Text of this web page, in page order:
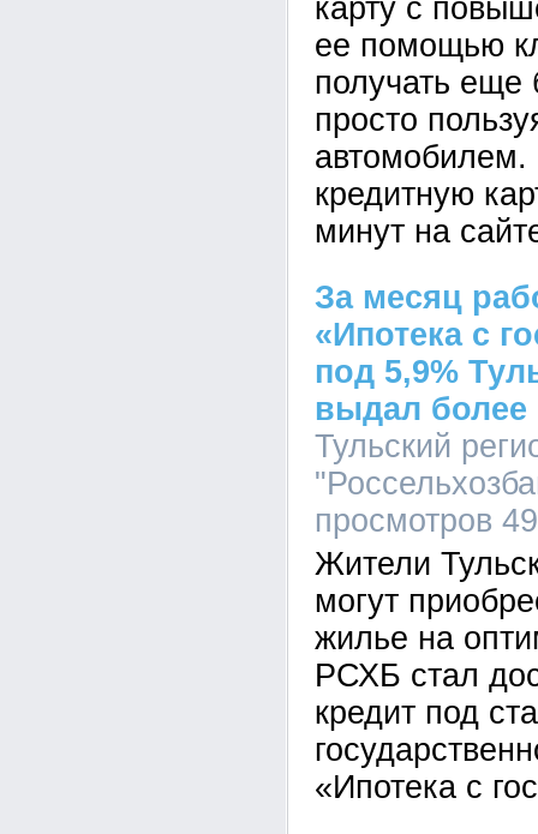
карту с
ее помощью
получать
просто
кредитную
минут на
За месяц
«Ипотека с
под 5,9%
выдал более
Тульский
просмотров
Жители
могут
жилье на
РСХБ стал
кредит под
«Ипотека с